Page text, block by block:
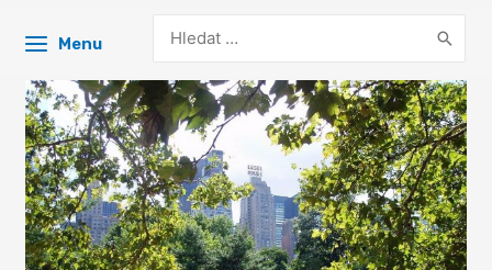
Menu
for: